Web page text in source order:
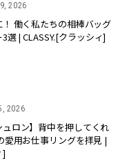
2026
働く私たちの相棒バッグ
選 | CLASSY.[クラッシィ]
2026
ュロン】背中を押してくれ
愛用お仕事リングを拝見 |
]